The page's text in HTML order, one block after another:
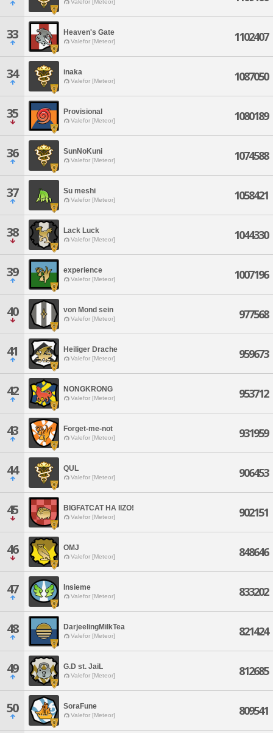
Valefor [Meteor]
33 Heaven's Gate
Valefor [Meteor] 1102407
34 inaka
Valefor [Meteor] 1087050
35 Provisional
Valefor [Meteor] 1080189
36 SunNoKuni
Valefor [Meteor] 1074588
37 Su meshi
Valefor [Meteor] 1058421
38 Lack Luck
Valefor [Meteor] 1044330
39 experience
Valefor [Meteor] 1007196
40 von Mond sein
Valefor [Meteor] 977568
41 Heiliger Drache
Valefor [Meteor] 959673
42 NONGKRONG
Valefor [Meteor] 953712
43 Forget-me-not
Valefor [Meteor] 931959
44 QUL
Valefor [Meteor] 906453
45 BIGFATCAT HA IIZO!
Valefor [Meteor] 902151
46 OMJ
Valefor [Meteor] 848646
47 Insieme
Valefor [Meteor] 833202
48 DarjeelingMilkTea
Valefor [Meteor] 821424
49 G.D st. JaiL
Valefor [Meteor] 812685
50 SoraFune
Valefor [Meteor] 809541